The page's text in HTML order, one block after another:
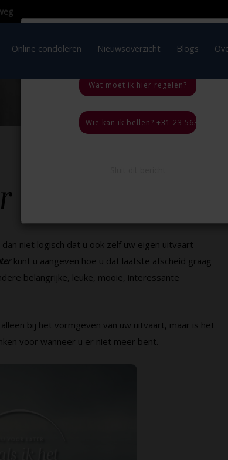
Online condoleren Nieuwsoverzicht
niet logisch dat u ook zelf uw eigen uitvaart
kunt u aangeven hoe u dat laatste afscheid graag
belangrijke, leuke, mooie, interessante
bij het vormgeven van uw uitvaart, maar is het
voor wanneer u er niet meer bent.
OVERLIJDEN IN HET
BUITENLAND
Wat moet ik hier regelen?
Wie kan ik bellen? +31 23 563 35 44,